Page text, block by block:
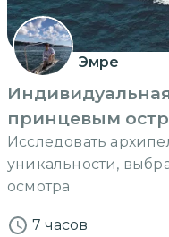
Эмре
принцевым
Исследовать
уникальности,
осмотра
7 часов